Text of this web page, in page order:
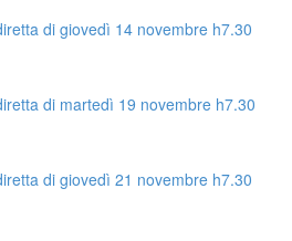
di giovedì 14 novembre h7.30
di martedì 19 novembre h7.30
di giovedì 21 novembre h7.30